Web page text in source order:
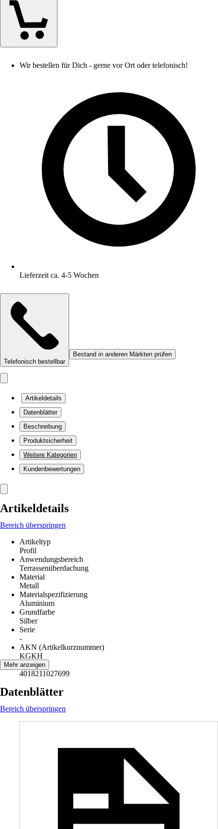
Wir bestellen für Dich - gerne vor Ort oder telefonisch!
Lieferzeit ca. 4-5 Wochen
Telefonisch bestellbar
Bestand in anderen Märkten prüfen
Artikeldetails
Datenblätter
Beschreibung
Produktsicherheit
Weitere Kategorien
Kundenbewertungen
Artikeldetails
Bereich überspringen
Artikeltyp
Profil
Anwendungsbereich
Terrassenüberdachung
Material
Metall
Materialspezifizierung
Aluminium
Grundfarbe
Silber
Serie
-
AKN (Artikelkurznummer)
KGKH
EAN
4018211027699
Mehr anzeigen
Datenblätter
Bereich überspringen